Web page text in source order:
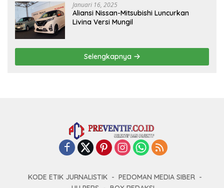
Januari 16, 2025
Aliansi Nissan-Mitsubishi Luncurkan
Livina Versi Mungil
Selengkapnya
KODE ETIK JURNALISTIK
PEDOMAN MEDIA SIBER